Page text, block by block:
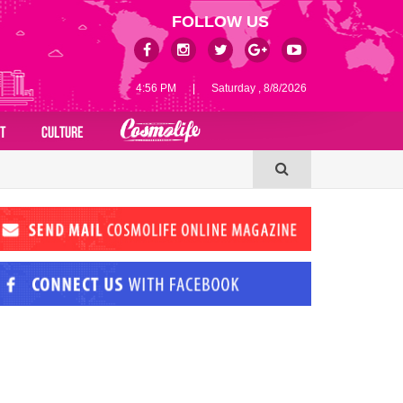
4:56 PM | Saturday , 8/8/2026
FOLLOW US
CULTURE